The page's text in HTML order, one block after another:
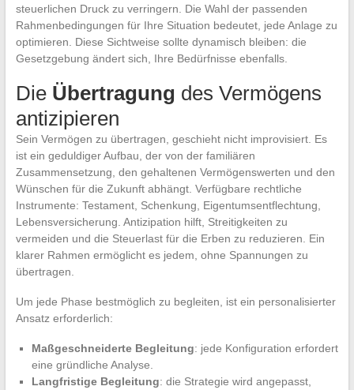
steuerlichen Druck zu verringern. Die Wahl der passenden
Rahmenbedingungen für Ihre Situation bedeutet, jede Anlage zu
optimieren. Diese Sichtweise sollte dynamisch bleiben: die
Gesetzgebung ändert sich, Ihre Bedürfnisse ebenfalls.
Die Übertragung des Vermögens
antizipieren
Sein Vermögen zu übertragen, geschieht nicht improvisiert. Es
ist ein geduldiger Aufbau, der von der familiären
Zusammensetzung, den gehaltenen Vermögenswerten und den
Wünschen für die Zukunft abhängt. Verfügbare rechtliche
Instrumente: Testament, Schenkung, Eigentumsentflechtung,
Lebensversicherung. Antizipation hilft, Streitigkeiten zu
vermeiden und die Steuerlast für die Erben zu reduzieren. Ein
klarer Rahmen ermöglicht es jedem, ohne Spannungen zu
übertragen.
Um jede Phase bestmöglich zu begleiten, ist ein personalisierter
Ansatz erforderlich:
Maßgeschneiderte Begleitung: jede Konfiguration erfordert
eine gründliche Analyse.
Langfristige Begleitung: die Strategie wird angepasst,